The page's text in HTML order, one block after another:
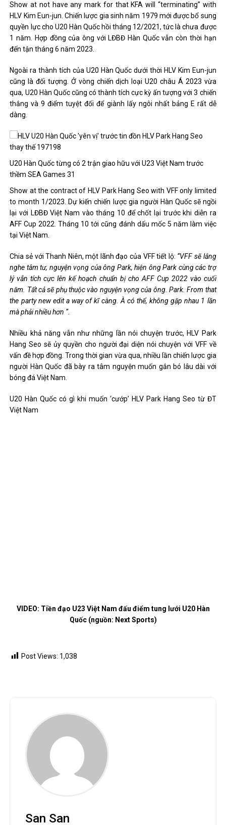
Show at not have any mark for that KFA will “terminating” with
HLV Kim Eun-jun. Chiến lược gia sinh năm 1979 mới được bổ sung
quyền lực cho U20 Hàn Quốc hồi tháng 12/2021, tức là chưa được
1 năm. Hợp đồng của ông với LĐBĐ Hàn Quốc vẫn còn thời hạn
đến tận tháng 6 năm 2023.
Ngoài ra thành tích của U20 Hàn Quốc dưới thời HLV Kim Eun-jun
cũng là đối tượng. Ở vòng chiến dịch loại U20 châu Á 2023 vừa
qua, U20 Hàn Quốc cũng có thành tích cực kỳ ấn tượng với 3 chiến
thắng và 9 điểm tuyệt đối để giành lấy ngôi nhất bảng E rất dễ
dàng.
U20 Hàn Quốc từng có 2 trận giao hữu với U23 Việt Nam trước
thềm SEA Games 31
Show at the contract of HLV Park Hang Seo with VFF only limited
to month 1/2023. Dự kiến ​​chiến lược gia người Hàn Quốc sẽ ngồi
lại với LĐBĐ Việt Nam vào tháng 10 để chốt lại trước khi diễn ra
AFF Cup 2022. Tháng 10 tới cũng đánh dấu mốc 5 năm làm việc
tại Việt Nam.
Chia sẻ với Thanh Niên, một lãnh đạo của VFF tiết lộ: “VFF sẽ lắng
nghe tâm tư, nguyện vọng của ông Park, hiện ông Park cùng các trợ
lý vẫn tích cực lên kế hoạch chuẩn bị cho AFF Cup 2022 vào cuối
năm. Tất cả sẽ phụ thuộc vào nguyện vọng của ông. Park. From that
the party new edit a way of kĩ càng. À có thể, không gặp nhau 1 lần
mà phải nhiều hơn “.
Nhiều khả năng vẫn như những lần nói chuyện trước, HLV Park
Hang Seo sẽ ủy quyền cho người đại diện nói chuyện với VFF về
vấn đề hợp đồng. Trong thời gian vừa qua, nhiều lần chiến lược gia
người Hàn Quốc đã bày ra tâm nguyện muốn gắn bó lâu dài với
bóng đá Việt Nam.
U20 Hàn Quốc có gì khi muốn ‘cướp’ HLV Park Hang Seo từ ĐT
Việt Nam
VIDEO: Tiền đạo U23 Việt Nam đấu điểm tung lưới U20 Hàn
Quốc (nguồn: Next Sports)
Post Views: 1,038
San San